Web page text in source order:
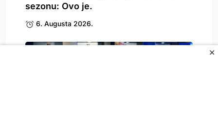
✕
sezonu: Ovo je.
6. Augusta 2026.